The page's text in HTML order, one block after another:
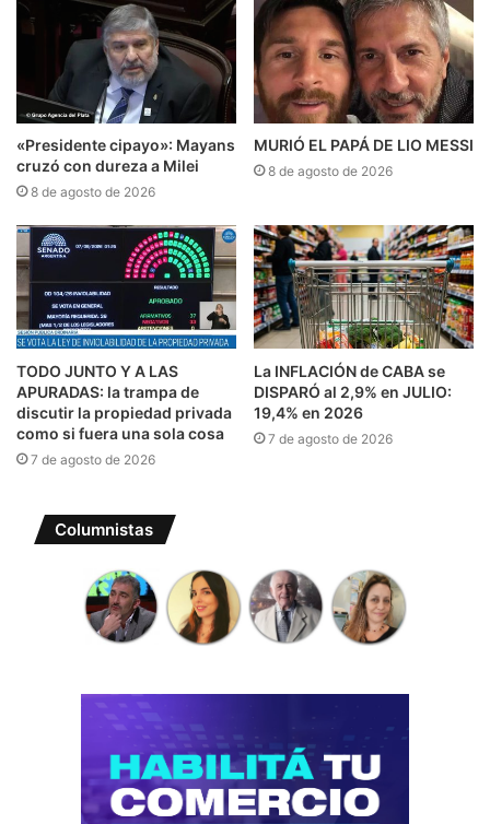
«Presidente cipayo»: Mayans
cruzó con dureza a Milei
8 de agosto de 2026
MURIÓ EL PAPÁ DE LIO MESSI
8 de agosto de 2026
TODO JUNTO Y A LAS
APURADAS: la trampa de
discutir la propiedad privada
como si fuera una sola cosa
7 de agosto de 2026
La INFLACIÓN de CABA se
DISPARÓ al 2,9% en JULIO:
19,4% en 2026
7 de agosto de 2026
Columnistas